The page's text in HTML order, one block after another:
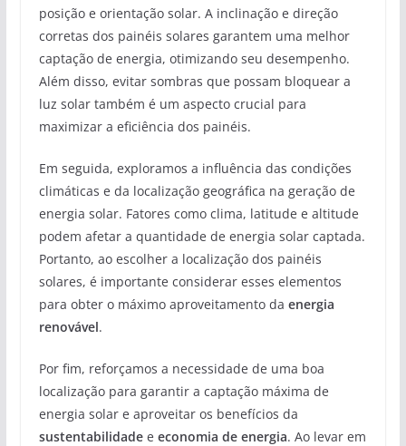
posição e orientação solar. A inclinação e direção
corretas dos painéis solares garantem uma melhor
captação de energia, otimizando seu desempenho.
Além disso, evitar sombras que possam bloquear a
luz solar também é um aspecto crucial para
maximizar a eficiência dos painéis.
Em seguida, exploramos a influência das condições
climáticas e da localização geográfica na geração de
energia solar. Fatores como clima, latitude e altitude
podem afetar a quantidade de energia solar captada.
Portanto, ao escolher a localização dos painéis
solares, é importante considerar esses elementos
para obter o máximo aproveitamento da energia
renovável.
Por fim, reforçamos a necessidade de uma boa
localização para garantir a captação máxima de
energia solar e aproveitar os benefícios da
sustentabilidadee economia de energia. Ao levar em